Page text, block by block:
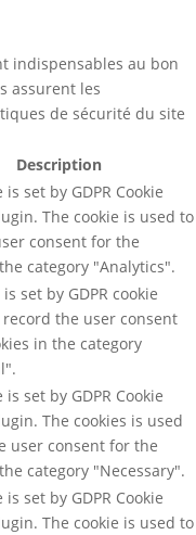
indispensables au bon
assurent les
de sécurité du site
Description
is set by GDPR Cookie
The cookie is used to
consent for the
category "Analytics".
set by GDPR cookie
the user consent
in the category
is set by GDPR Cookie
The cookies is used
user consent for the
category "Necessary".
is set by GDPR Cookie
The cookie is used to